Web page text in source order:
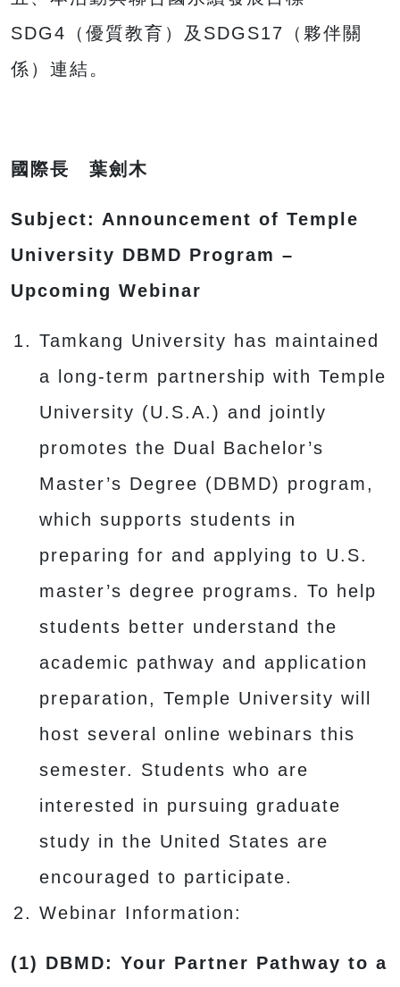
SDG4（優質教育）及SDGS17（夥伴關
係）連結。
國際長 葉劍木
Subject: Announcement of Temple
University DBMD Program –
Upcoming Webinar
Tamkang University has maintained
a long-term partnership with Temple
University (U.S.A.) and jointly
promotes the Dual Bachelor’s
Master’s Degree (DBMD) program,
which supports students in
preparing for and applying to U.S.
master’s degree programs. To help
students better understand the
academic pathway and application
preparation, Temple University will
host several online webinars this
semester. Students who are
interested in pursuing graduate
study in the United States are
encouraged to participate.
Webinar Information:
(1) DBMD: Your Partner Pathway to a